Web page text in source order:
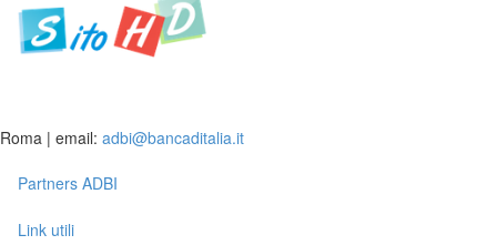
Roma | email: adbi@bancaditalia.it
Partners ADBI
Link utili